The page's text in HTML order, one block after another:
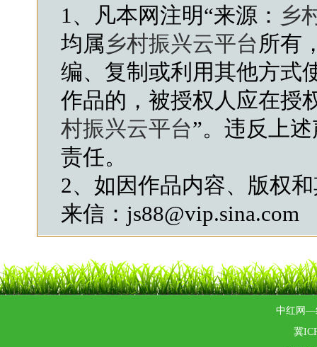
1、凡本网注明“来源： 乡
均属 乡村振兴云平台所有
编、复制或利用其他方式
作品的，被授权人应在授
村振兴云平台”。违反上
责任。
2、如因作品内容、版权
来信：js88@vip.sina.com
中红网—
冀